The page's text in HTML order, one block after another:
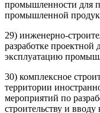
промышленности для
промышленной
29) инженерно-
разработке проектной
эксплуатацию
30) комплексное
территории
мероприятий по
строительству и